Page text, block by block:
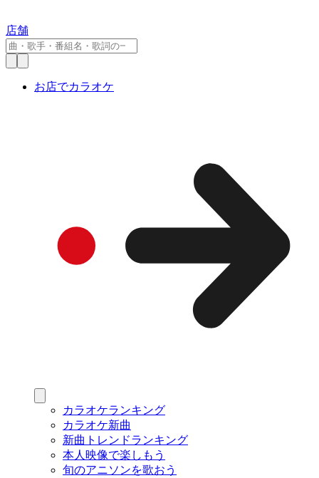
店舗
お店でカラオケ
カラオケランキング
カラオケ新曲
新曲トレンドランキング
本人映像で楽しもう
旬のアニソンを歌おう